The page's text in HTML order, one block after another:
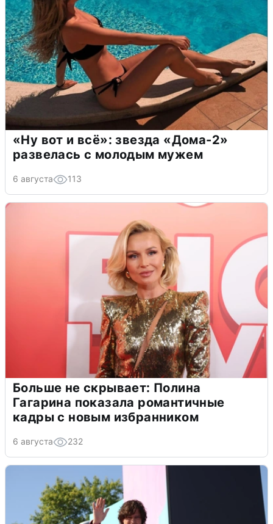
«Ну вот и всё»: звезда «Дома-2»
развелась с молодым мужем
6 августа 113
Больше не скрывает: Полина
Гагарина показала романтичные
кадры с новым избранником
6 августа 232